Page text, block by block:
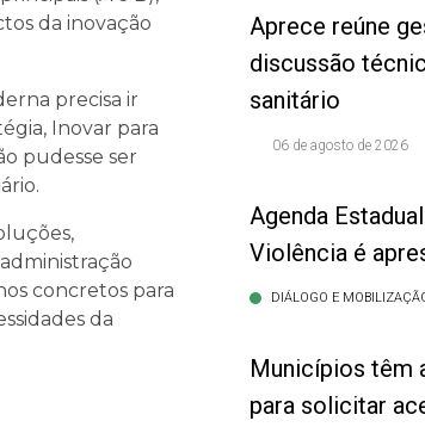
da inovação
precisa ir
Inovar para
pudesse ser
concretos para
da
Aprece reúne
discussão
sanitário
06 de agosto de 2026
Agenda
Violência é
DIÁLOGO E
Municípios têm
para solicitar